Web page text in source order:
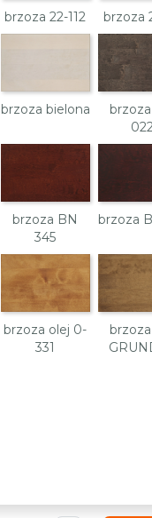
brzoza 22-112 brzoza
brzoza bielona
brzoza BN
345
brzoza
brzoza olej 0-
331